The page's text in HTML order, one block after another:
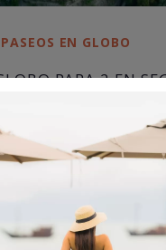
PASEOS EN GLOBO
PARA 2 EN
Segovia